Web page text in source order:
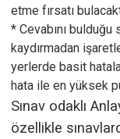
etme fırsatı
* Cevabını
kaydırmadan
yerlerde basit
hata ile en yüksek
Sınav odaklı
özellikle